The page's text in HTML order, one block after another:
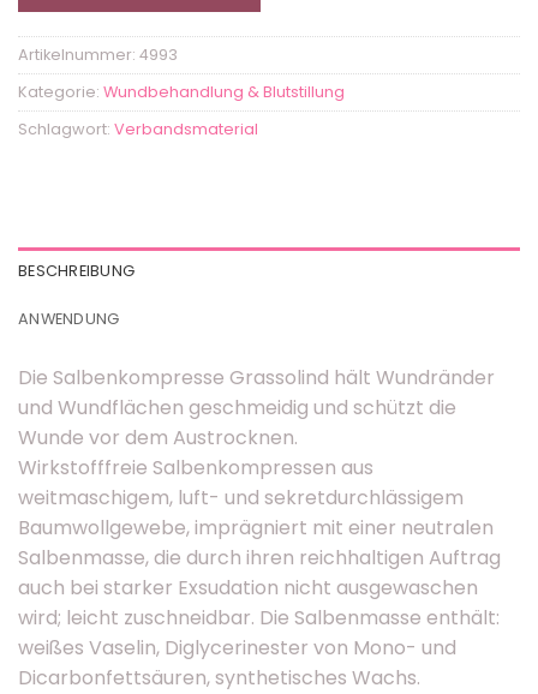
Artikelnummer: 4993
Kategorie: Wundbehandlung & Blutstillung
Schlagwort: Verbandsmaterial
BESCHREIBUNG
ANWENDUNG
Die Salbenkompresse Grassolind hält Wundränder
und Wundflächen geschmeidig und schützt die
Wunde vor dem Austrocknen.
Wirkstofffreie Salbenkompressen aus
weitmaschigem, luft- und sekretdurchlässigem
Baumwollgewebe, imprägniert mit einer neutralen
Salbenmasse, die durch ihren reichhaltigen Auftrag
auch bei starker Exsudation nicht ausgewaschen
wird; leicht zuschneidbar. Die Salbenmasse enthält:
weißes Vaselin, Diglycerinester von Mono- und
Dicarbonfettsäuren, synthetisches Wachs.